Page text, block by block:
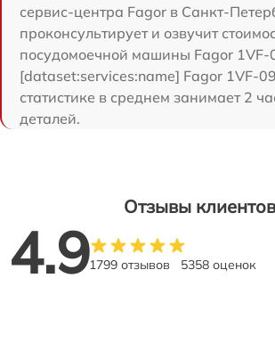
сервис-центра Fagor в Санкт-
проконсультирует и озвучит
посудомоечной машины Fagor 1VF-
[dataset:services:name] Fagor 1VF-
статистике в среднем занимает 2
деталей.
Отзывы клиентов
4.91799 отзывов 5358 оценок